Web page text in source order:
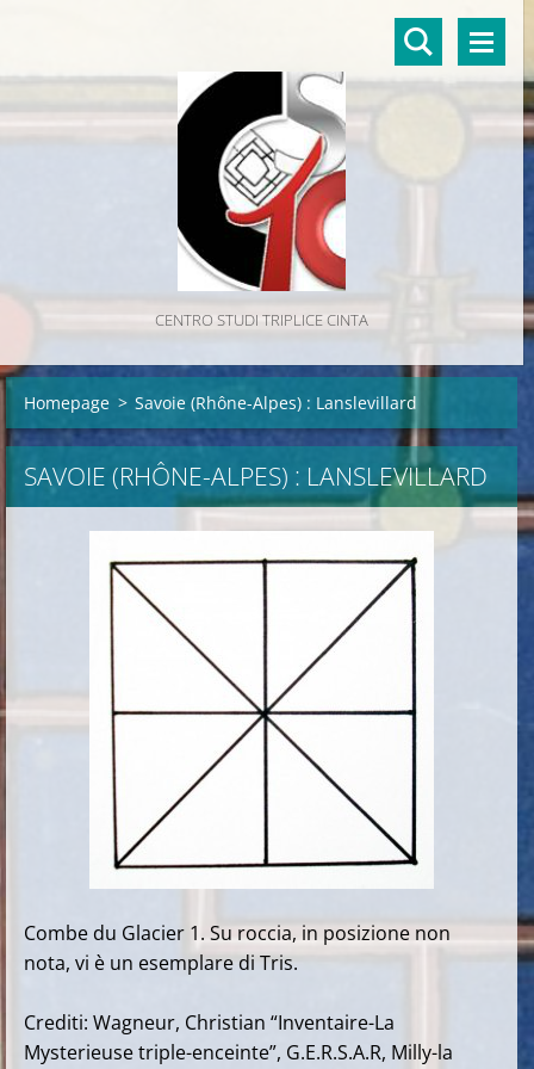
CENTRO STUDI TRIPLICE CINTA
Homepage > Savoie (Rhône-Alpes) : Lanslevillard
SAVOIE (RHÔNE-ALPES) : LANSLEVILLARD
Combe du Glacier 1. Su roccia, in posizione non
nota, vi è un esemplare di Tris.
Crediti: Wagneur, Christian “Inventaire-La
Mysterieuse triple-enceinte”, G.E.R.S.A.R, Milly-la